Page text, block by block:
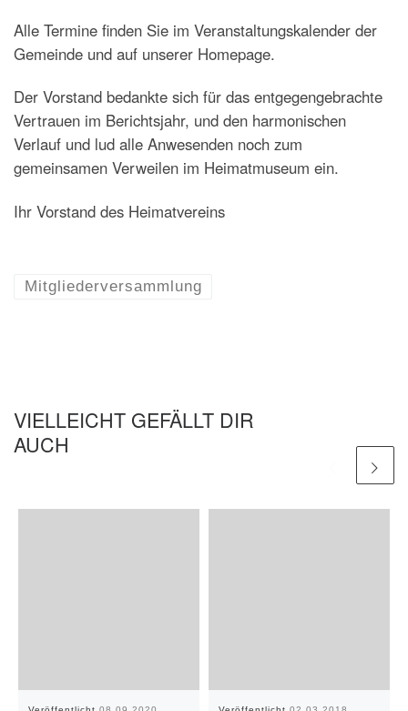
Alle Termine finden Sie im Veranstaltungskalender der
Gemeinde und auf unserer Homepage.
Der Vorstand bedankte sich für das entgegengebrachte
Vertrauen im Berichtsjahr, und den harmonischen
Verlauf und lud alle Anwesenden noch zum
gemeinsamen Verweilen im Heimatmuseum ein.
Ihr Vorstand des Heimatvereins
Mitgliederversammlung
VIELLEICHT GEFÄLLT DIR
AUCH